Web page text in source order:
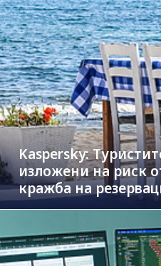
Kaspersky:
изложени на риск
кражба на